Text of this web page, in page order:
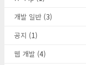
개발 일반(3)
공지 (1)
웹 개발(4)